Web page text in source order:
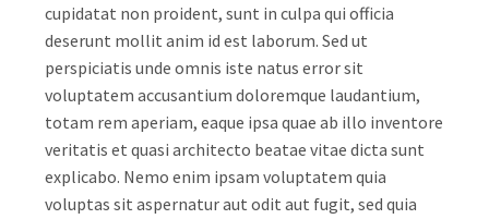
cupidatat non proident, sunt in culpa qui officia
deserunt mollit anim id est laborum. Sed ut
perspiciatis unde omnis iste natus error sit
voluptatem accusantium doloremque laudantium,
totam rem aperiam, eaque ipsa quae ab illo inventore
veritatis et quasi architecto beatae vitae dicta sunt
explicabo. Nemo enim ipsam voluptatem quia
voluptas sit aspernatur aut odit aut fugit, sed quia